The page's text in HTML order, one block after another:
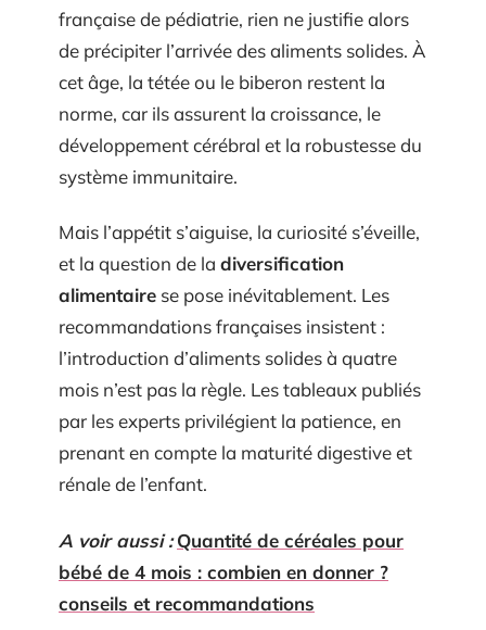
française de pédiatrie, rien ne justifie alors
de précipiter l’arrivée des aliments solides. À
cet âge, la tétée ou le biberon restent la
norme, car ils assurent la croissance, le
développement cérébral et la robustesse du
système immunitaire.
Mais l’appétit s’aiguise, la curiosité s’éveille,
et la question de la diversification
alimentaire se pose inévitablement. Les
recommandations françaises insistent :
l’introduction d’aliments solides à quatre
mois n’est pas la règle. Les tableaux publiés
par les experts privilégient la patience, en
prenant en compte la maturité digestive et
rénale de l’enfant.
A voir aussi : Quantité de céréales pour
bébé de 4 mois : combien en donner ?
conseils et recommandations